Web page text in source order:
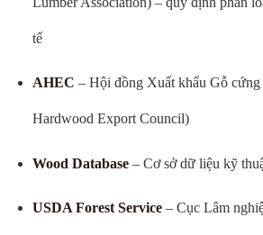
tế
AHEC – Hội đồng Xuất khẩu Gỗ
Hardwood Export Council)
Wood Database– Cơ sở dữ liệu kỹ
USDA Forest Service– Cục Lâm